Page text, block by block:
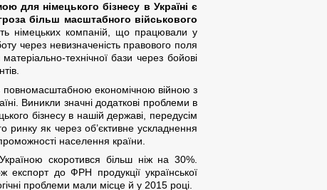
для німецького бізнесу в Україні є
більш масштабного військового
німецьких компаній, що працювали у
через невизначеність правового поля
технічної бази через бойові
повномасштабною економічною війною з
Виникли значні додаткові проблеми в
бізнесу в нашій державі, передусім
ринку як через об’єктивне ускладнення
населення країни.
скоротився більш ніж на 30%.
експорт до ФРН продукції української
проблеми мали місце й у 2015 році.